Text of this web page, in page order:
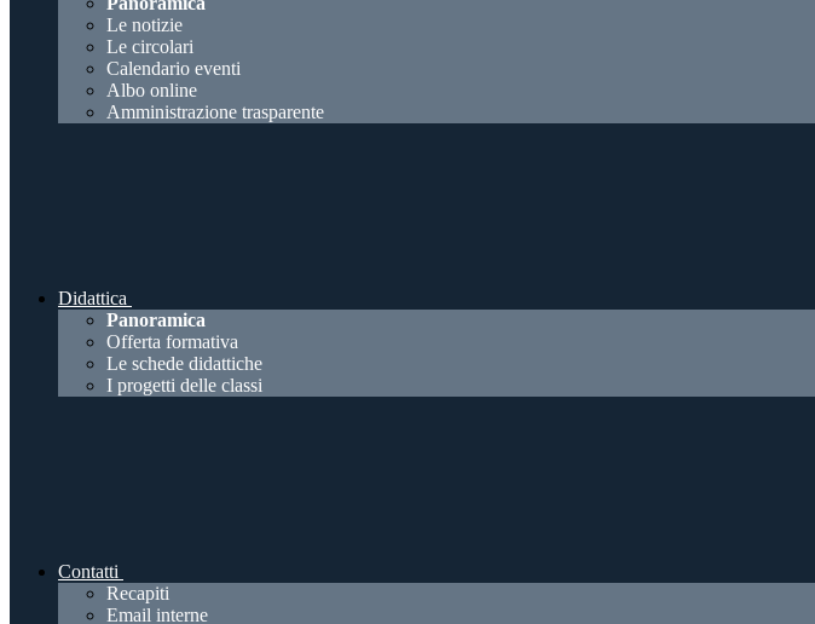
Le notizie
Le circolari
Calendario eventi
Albo online
Amministrazione trasparente
Didattica
Panoramica
Offerta formativa
Le schede didattiche
I progetti delle classi
Contatti
Recapiti
Email interne